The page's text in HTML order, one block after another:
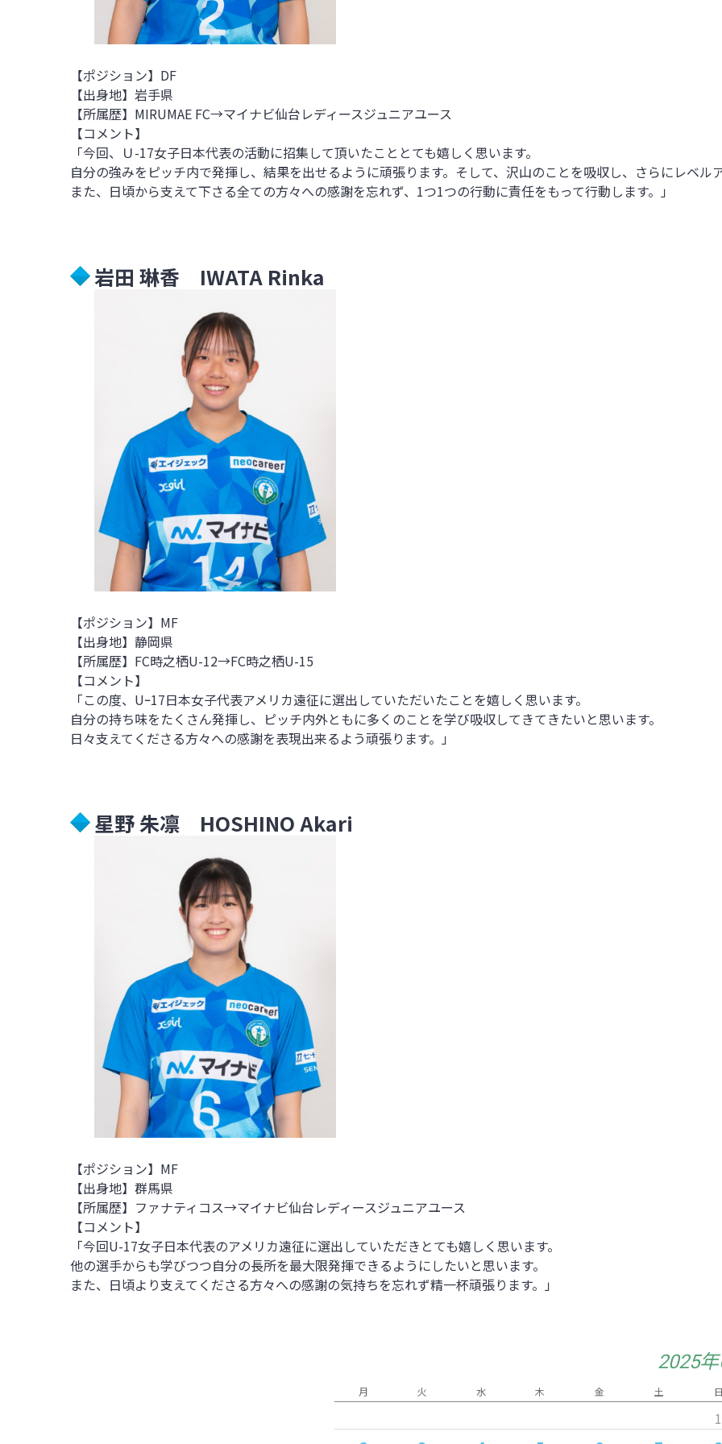
【ポジション】DF
【出身地】岩手県
【所属歴】 MIRUMAE FC→マイナビ仙台レディースジュニアユース
【コメント】
「今回、Ｕ-17女子日本代表の活動に招集して頂いたこととても嬉しく思います。
自分の強みをピッチ内で発揮し、結果を出せるように頑張ります。そして、沢山のことを吸収し、さらにレベル
また、日頃から支えて下さる全ての方々への感謝を忘れず、1つ1つの行動に責任をもって行動します。」
岩田 琳香 IWATA Rinka
【ポジション】MF
【出身地】静岡県
【所属歴】 FC時之栖U-12→FC時之栖U-15
【コメント】
「この度、Uｰ17日本女子代表アメリカ遠征に選出していただいたことを嬉しく思います。
自分の持ち味をたくさん発揮し、ピッチ内外ともに多くのことを学び吸収してきてきたいと思います。
日々支えてくださる方々への感謝を表現出来るよう頑張ります。」
星野 朱凛 HOSHINO Akari
【ポジション】MF
【出身地】 群馬県
【所属歴】 ファナティコス→マイナビ仙台レディースジュニアユース
【コメント】
「今回U-17女子日本代表のアメリカ遠征に選出していただきとても嬉しく思います。
他の選手からも学びつつ自分の長所を最大限発揮できるようにしたいと思います。
また、日頃より支えてくださる方々への感謝の気持ちを忘れず精一杯頑張ります。」
2025
月 火 水 木 金 土 日
1